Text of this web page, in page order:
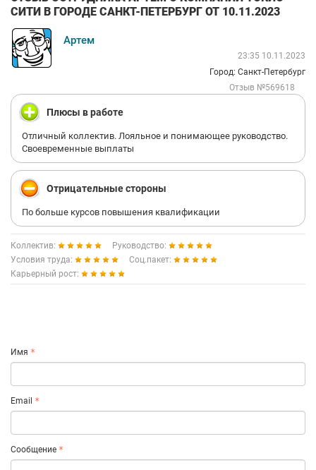
СИТИ В ГОРОДЕ САНКТ-ПЕТЕРБУРГ ОТ 10.11.2023
Артем
23:35 10.11.2023
Город: Санкт-Петербург
Отзыв №569618
Плюсы в работе
Отличный коллектив. Лояльное и понимающее руководство.
Своевременные выплаты
Отрицательные стороны
По больше курсов повышения квалификации
Коллектив:
Руководство:
Условия труда:
Соц.пакет:
Карьерный рост:
Имя
Email
Сообщение